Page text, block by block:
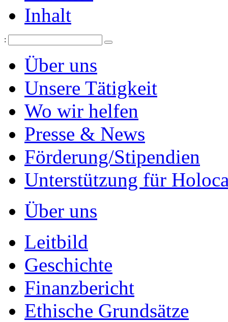
Inhalt
:
Über uns
Unsere Tätigkeit
Wo wir helfen
Presse & News
Förderung/Stipendien
Unterstützung für
Über uns
Leitbild
Geschichte
Finanzbericht
Ethische Grundsätze